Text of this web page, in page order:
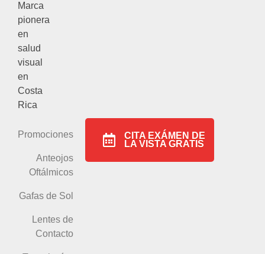
Marca
pionera
en
salud
visual
en
Costa
Rica
Promociones
Anteojos
Oftálmicos
Gafas de Sol
Lentes de
Contacto
CITA EXÁMEN DE
LA VISTA GRATIS